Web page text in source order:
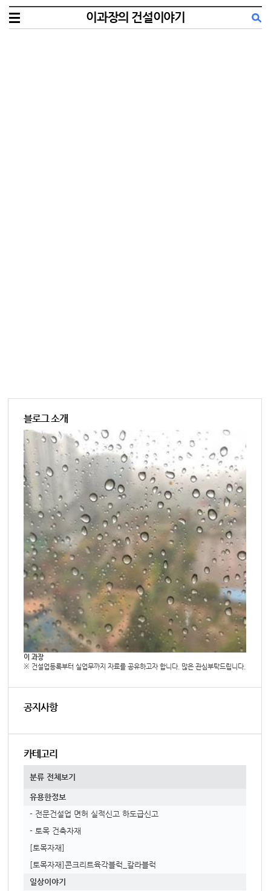
이과장의 건설이야기
블로그 소개
이 과장
※ 건설업등록부터 실업무까지 자료를 공유하고자 합니다. 많은 관심부탁드립니다.
공지사항
카테고리
분류 전체보기
유용한정보
- 전문건설업 면허 실적신고 하도급신고
- 토목 건축자재
[토목자재]
[토목자재]콘크리트육각블럭_칼라블럭
일상이야기